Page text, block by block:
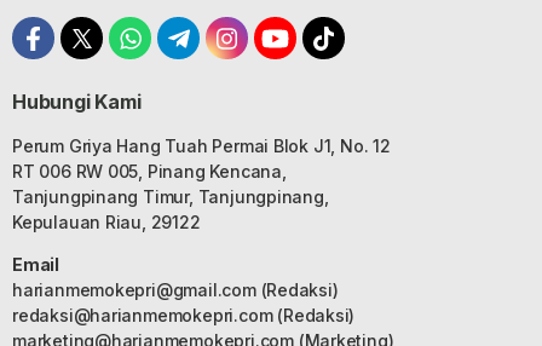
Hubungi Kami
Perum Griya Hang Tuah Permai Blok J1, No. 12
RT 006 RW 005, Pinang Kencana,
Tanjungpinang Timur, Tanjungpinang,
Kepulauan Riau, 29122
Email
harianmemokepri@gmail.com(Redaksi)
redaksi@harianmemokepri.com(Redaksi)
marketing@harianmemokepri.com(Marketing)